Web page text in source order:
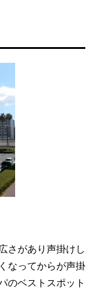
さがあり声掛けし
なってからが声掛
のベストスポット